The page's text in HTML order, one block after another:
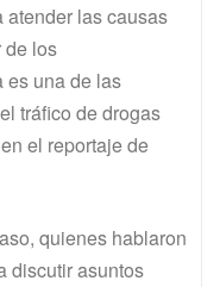
atender las causas
de los
es una de las
tráfico de drogas
el reportaje de
quienes hablaron
discutir asuntos